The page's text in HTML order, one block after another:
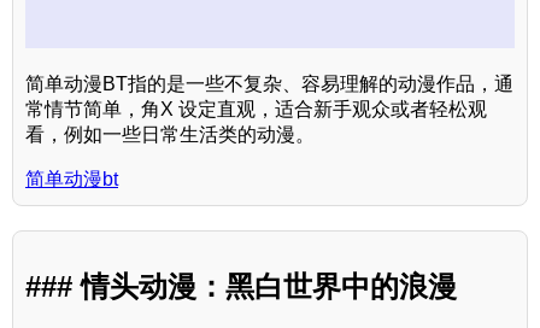
简单动漫BT指的是一些不复杂、容易理解的动漫作品，通
常情节简单，角X 设定直观，适合新手观众或者轻松观
看，例如一些日常生活类的动漫。
简单动漫bt
### 情头动漫：黑白世界中的浪漫